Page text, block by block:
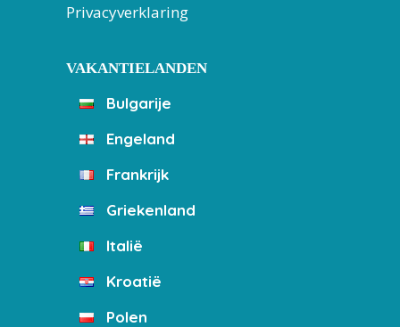
Privacyverklaring
VAKANTIELANDEN
Bulgarije
Engeland
Frankrijk
Griekenland
Italië
Kroatië
Polen